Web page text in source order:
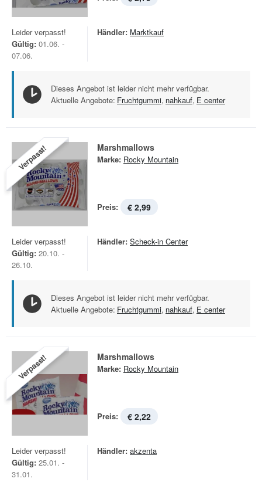
Leider verpasst!
Gültig: 01.06. -
07.06.
Händler: Marktkauf
Dieses Angebot ist leider nicht mehr verfügbar.
Aktuelle Angebote: Fruchtgummi, nahkauf, E center
Verpasst! Marshmallows
Marke: Rocky Mountain
Preis: € 2,99
Leider verpasst!
Gültig: 20.10. -
26.10.
Händler: Scheck-in Center
Dieses Angebot ist leider nicht mehr verfügbar.
Aktuelle Angebote: Fruchtgummi, nahkauf, E center
Verpasst! Marshmallows
Marke: Rocky Mountain
Preis: € 2,22
Leider verpasst!
Gültig: 25.01. -
31.01.
Händler: akzenta